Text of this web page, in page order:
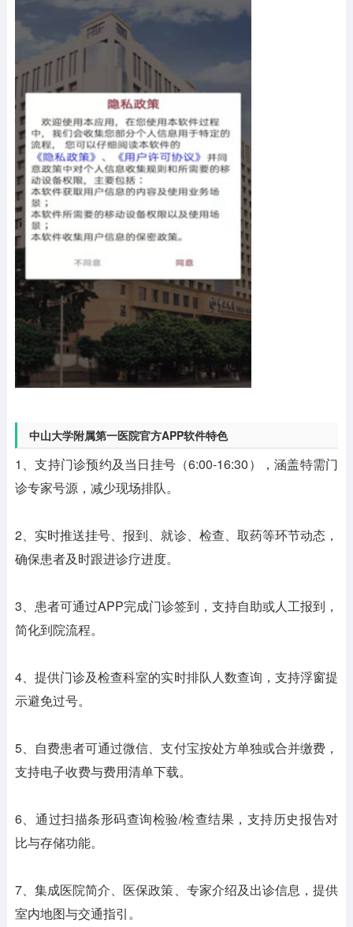
中山大学附属第一医院官方APP软件特色
1、支持门诊预约及当日挂号（6:00-16:30），涵盖特需门
诊专家号源，减少现场排队。
2、实时推送挂号、报到、就诊、检查、取药等环节动态，
确保患者及时跟进诊疗进度。
3、患者可通过APP完成门诊签到，支持自助或人工报到，
简化到院流程。
4、提供门诊及检查科室的实时排队人数查询，支持浮窗提
示避免过号。
5、自费患者可通过微信、支付宝按处方单独或合并缴费，
支持电子收费与费用清单下载。
6、通过扫描条形码查询检验/检查结果，支持历史报告对
比与存储功能。
7、集成医院简介、医保政策、专家介绍及出诊信息，提供
室内地图与交通指引。